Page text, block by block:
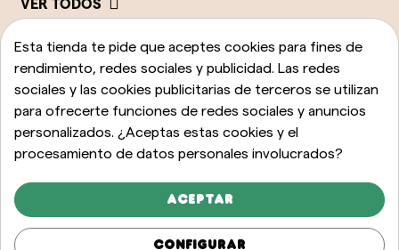
VER TODOS
Esta tienda te pide que aceptes cookies para fines de
rendimiento, redes sociales y publicidad. Las redes
sociales y las cookies publicitarias de terceros se utilizan
para ofrecerte funciones de redes sociales y anuncios
personalizados. ¿Aceptas estas cookies y el
procesamiento de datos personales involucrados?
Aceptar
Configurar